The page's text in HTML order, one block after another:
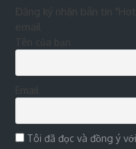
Đăng ký nhận bản tin
Tên của bạn
Tôi đã đọc và đồng ý